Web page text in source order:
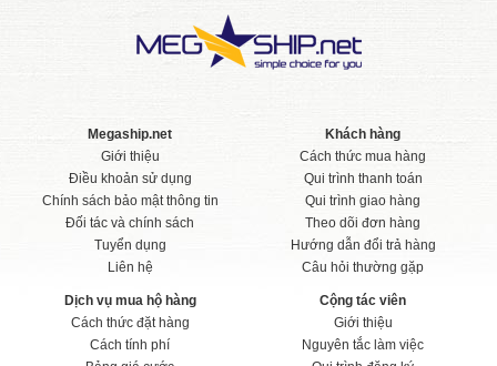
Megaship.net
Giới thiệu
Điều khoản sử dụng
Chính sách bảo mật thông tin
Đối tác và chính sách
Tuyển dụng
Liên hệ
Khách hàng
Cách thức mua hàng
Qui trình thanh toán
Qui trình giao hàng
Theo dõi đơn hàng
Hướng dẫn đổi trả hàng
Câu hỏi thường gặp
Dịch vụ mua hộ hàng
Cách thức đặt hàng
Cách tính phí
Cộng tác viên
Giới thiệu
Nguyên tắc làm việc